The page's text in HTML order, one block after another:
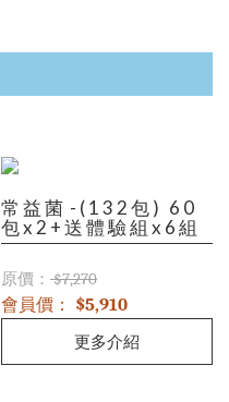
常益菌-(132包) 60
包x2+送體驗組x6組
原價： $7,270
會員價： $5,910
更多介紹